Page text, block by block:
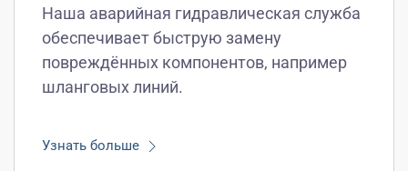
Наша аварийная гидравлическая служба
обеспечивает быструю замену
повреждённых компонентов, например
шланговых линий.
Узнать больше